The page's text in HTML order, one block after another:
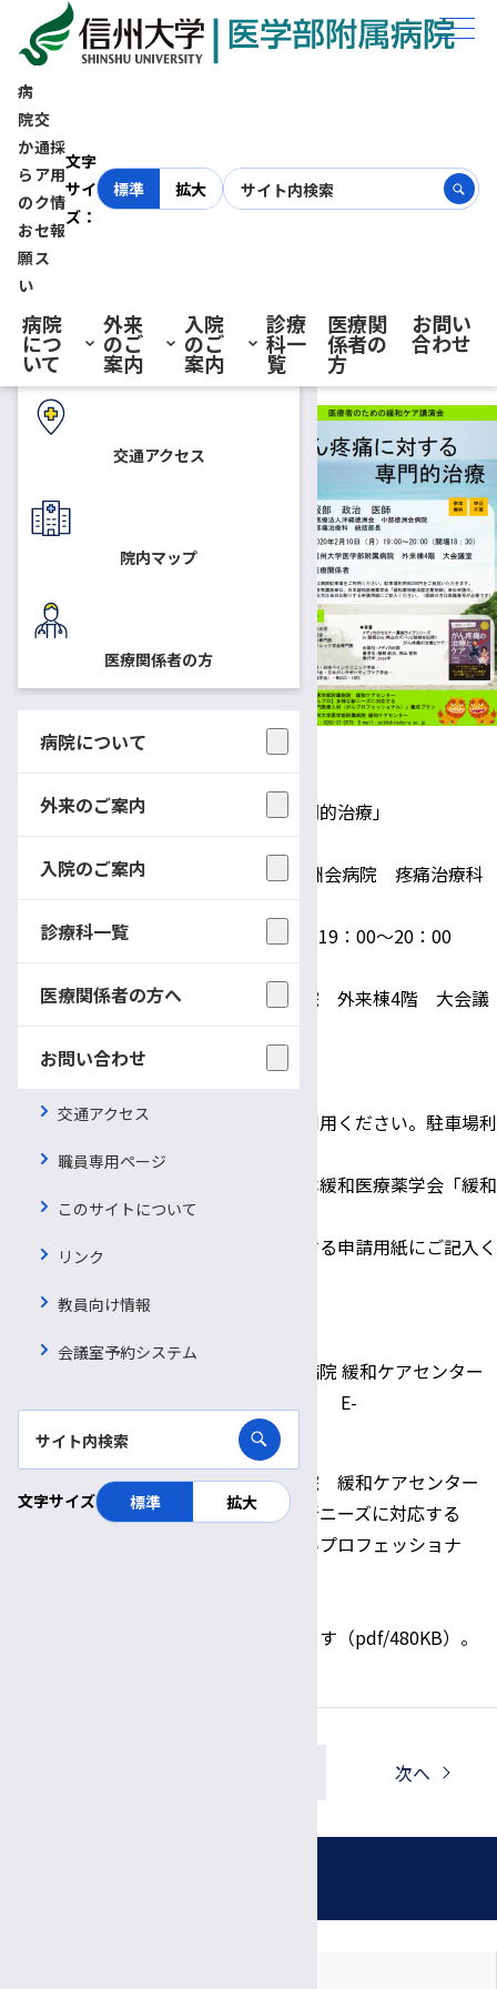
病
院
か
ら
の
お
願
い
交
通
ア
ク
セ
ス
採
用
情
報
文字
サイ
ズ：
標準 拡大
病院
につ
いて
外来
のご
案内
入院
のご
案内
診療
科一
覧
医療関
係者の
方
お問い
合わせ
ホーム
お知らせ
2/10（月）医療者のための緩和ケア講演会「がん疼痛に対する専門的治
療」開催のお知らせ
2/10（月）医療者のための緩
和ケア講演会「がん疼痛に対す
る専門的治療」開催のお知らせ
2019.12.27 医療関係者の方へ
2020年2月10日（月）信州大学
議室にて、医療者のための緩和
ケア講演会「がん疼痛に対する
事前申込の必要はありませんの
で、直接会場へお越しくださ
をお待ちしております。
【題 名】「がん疼痛に対する専門的治療」
（医療法人沖縄徳洲会 中部徳洲会病院 疼痛治療科
【日 時】2020年2月10日（月） 19：00～20：00
【場 所】信州大学医学部附属病院 外来棟4階 大会議
【対象者】医療従事者
・車でお越しの際は病院駐車場をご利用ください。駐車場利
用料200円をご負担いただきます。
・日本医師会生涯教育講座単位、日本緩和医療薬学会「緩和
薬物療法認定薬剤師」単位申請中。
単位を希望される方は当日お配りする申請用紙にご記入く
（医師の方は医籍番号が必要です）
信州大学医学部附属病院 緩和ケアセンター
TEL：0263-37-2579 E-
mail:pct@shinshu-u.ac.jp
【主 催】信州大学医学部附属病院 緩和ケアセンター
【後 援】【北信がんプロ】多様な新ニーズに対応する
「がん専門医療人材（がんプロフェッショナ
からもご覧になれます（pdf/480KB）。
次へ
入院・ご面会の方へ
交通アクセス
院内マップ
医療関係者の方
病院について
外来のご案内
入院のご案内
診療科一覧
医療関係者の方へ
お問い合わせ
交通アクセス
職員専用ページ
このサイトについて
リンク
教員向け情報
会議室予約システム
文字サイズ 標準 拡大